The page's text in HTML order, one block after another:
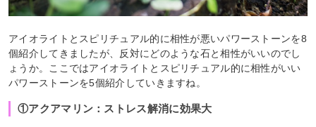
アイオライトとスピリチュアル的に相性が悪いパワーストーンを8
個紹介してきましたが、反対にどのような石と相性がいいのでし
ょうか。ここではアイオライトとスピリチュアル的に相性がいい
パワーストーンを5個紹介していきますね。
①アクアマリン：ストレス解消に効果大